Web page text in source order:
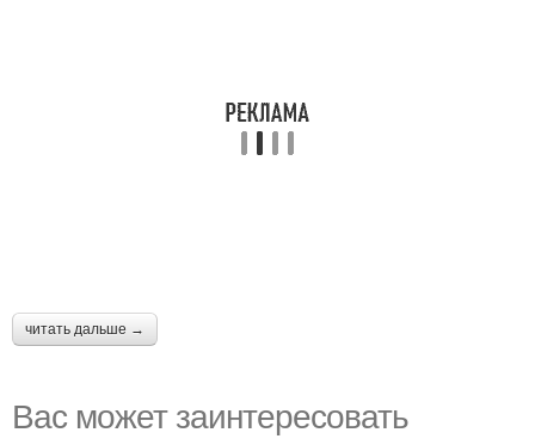
читать дальше →
Вас может заинтересовать